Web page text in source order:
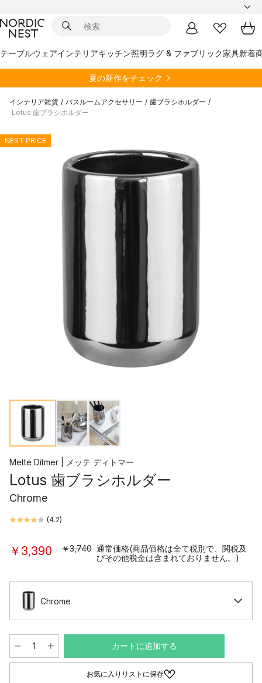
テーブルウェアインテリアキッチン照明ラグ & ファブリック家具新着
夏の新作をチェック
インテリア雑貨 / バスルームアクセサリー / 歯ブラシホルダー /
Lotus 歯ブラシホルダー
NEST PRICE
Mette Ditmer | メッテ ディトマー
Lotus 歯ブラシホルダー
Chrome
(4.2)
￥3,390 ￥3,740 通常価格(商品価格は全て税別で、関税及
びその他税金は含まれておりません。)
Chrome
カートに追加する
お気に入りリストに保存